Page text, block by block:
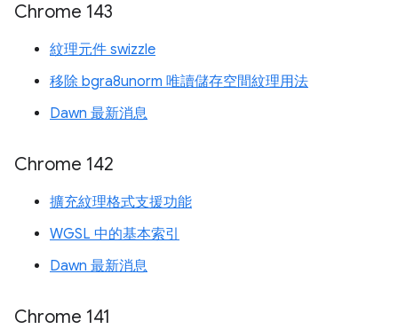
Chrome 143
紋理元件 swizzle
移除 bgra8unorm 唯讀儲存空間紋理用法
Dawn 最新消息
Chrome 142
擴充紋理格式支援功能
WGSL 中的基本索引
Dawn 最新消息
Chrome 141